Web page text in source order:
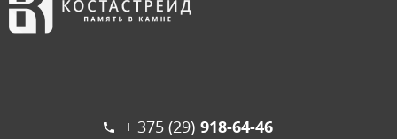
+ 375 (29) 918-64-46